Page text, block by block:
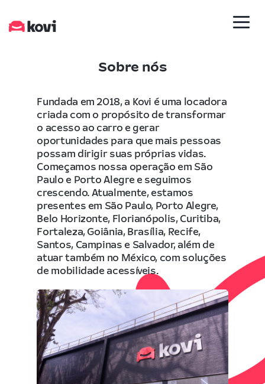
Sobre nós
Fundada em 2018, a Kovi é uma locadora
criada com o propósito de transformar
o acesso ao carro e gerar
oportunidades para que mais pessoas
possam dirigir suas próprias vidas.
Começamos nossa operação em São
Paulo e Porto Alegre e seguimos
crescendo. Atualmente, estamos
presentes em São Paulo, Porto Alegre,
Belo Horizonte, Florianópolis, Curitiba,
Fortaleza, Goiânia, Brasília, Recife,
Santos, Campinas e Salvador, além de
atuar também no México, com soluções
de mobilidade acessíveis.